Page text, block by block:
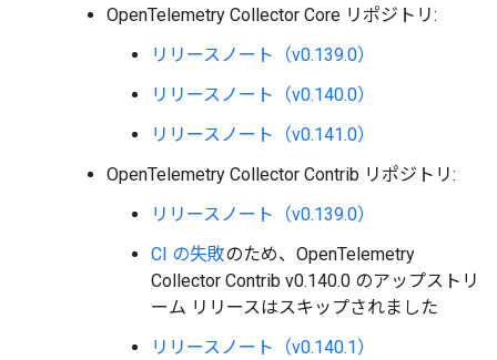
OpenTelemetry Collector Core リポジトリ:
リリースノート（v0.139.0）
リリースノート（v0.140.0）
リリースノート（v0.141.0）
OpenTelemetry Collector Contrib リポジトリ:
リリースノート（v0.139.0）
CI の失敗のため、OpenTelemetry
Collector Contrib v0.140.0 のアップストリ
ーム リリースはスキップされました
リリースノート（v0.140.1）